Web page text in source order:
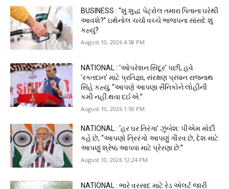
BUSINESS : “શું શુદ્ધ પેટ્રોલ તમારા પિતાના ઘરેથી
આવશે?” ઇથેનોલ ચર્ચા વચ્ચે ભાજપના સાંસદે શું
કહ્યું?
August 10, 2026 4:58 PM
NATIONAL : ‘ઓપરેશન સિંદૂર’ પછી, હવે
‘રક્તદાન’ માટે પ્રતિજ્ઞા, સંરક્ષણ પ્રધાન રાજનાથ
સિંહે કહ્યું, “આપણે આપણા સૈનિકોને લોહીની
કમી નહીં થવા દઈએ.”
August 10, 2026 1:59 PM
NATIONAL : ‘હર ઘર તિરંગા’ ઝુંબેશ: પીએમ મોદી
કહે છે, “આપણો ત્રિરંગો આપણું ગૌરવ છે, દેશ માટે
આપણું શ્રેષ્ઠ આપવા માટે પ્રેરણા છે.”
August 10, 2026 12:24 PM
NATIONAL : ભારે વરસાદ માટે રેડ એલર્ટ જારી